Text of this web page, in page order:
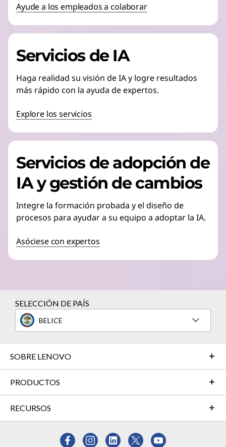
Ayude a los empleados a colaborar
Servicios de IA
Haga realidad su visión de IA y logre resultados
más rápido con la ayuda de expertos.
Explore los servicios
Servicios de adopción de
IA y gestión de cambios
Integre la formación probada y el diseño de
procesos para ayudar a su equipo a adoptar la IA.
Asóciese con expertos
SELECCIÓN DE PAÍS
BELICE
SOBRE LENOVO
PRODUCTOS
RECURSOS